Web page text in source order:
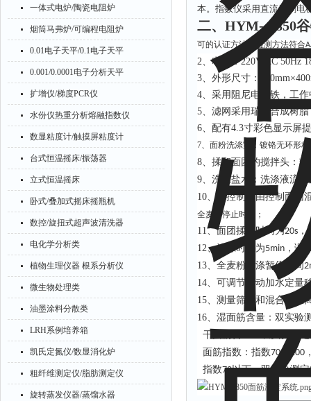
一体式电炉/陶瓷电阻炉
烟筒马弗炉/可编程电阻炉
0.01电子天平/0.1电子天平
0.001/0.0001电子分析天平
扩增仪/梯度PCR仪
水份仪热重分析熔融指数仪
数显粘度计/触摸屏粘度计
台式恒温摇床/振荡器
立式恒温摇床
卧式/叠加式摇床摇瓶机
数控/旋扭式超声波清洗器
电化学分析类
植物生理仪器 根系分析仪
微生物处理类
油墨涂料分散类
LRH系例培养箱
凯氏定氮仪/数显消化炉
粗纤维测定仪/脂肪测定仪
旋转蒸发仪器/蒸馏水器
本。指数仪采用直流无刷电
二、 HYM--2850
可的认证方法：检测方法符合
2、电源：220V AC 50Hz
3、外形尺寸：
4、采用阻尼电磁铁，工
5、滤网采用瑞典合成树
6、配有4.3寸彩色显示屏
7、面粉洗涤室：镀铬无环形
8、揉和面团的搅拌头：转
9、洗涤盐水：洗涤液流量
10、 PC控制板由控制面团
全麦粉停止时间；
11、面团揉和时间为20s
12、洗涤时间为5min ，调
13、全麦粉洗涤暂停时间
14、可调节自动加水定量
15、测量筛网和混合钩距
16、湿面筋含量：双实验
干面筋含量：双实验测
面筋指数：指数70～ 100
指数70以下，双实验测